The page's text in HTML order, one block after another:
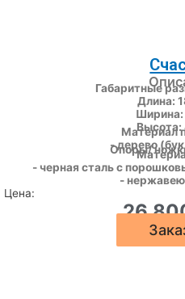
Габаритные
Длина:
Материал
- дерево
Опоры/
- черная сталь с
-
Цена:
26